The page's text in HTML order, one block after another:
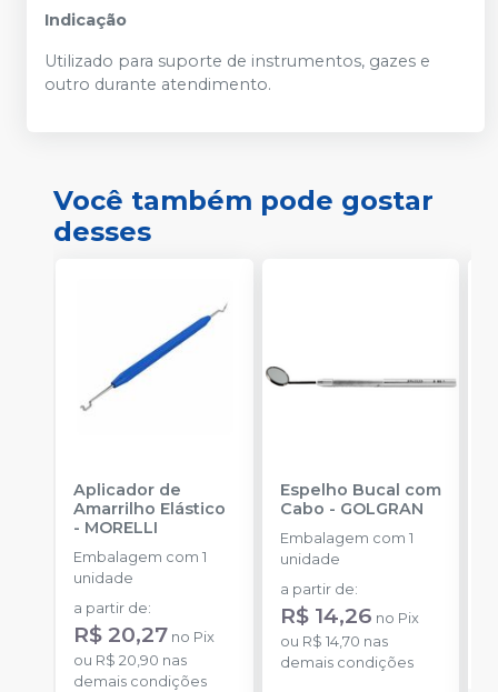
Indicação
Utilizado para suporte de instrumentos, gazes e
outro durante atendimento.
Você também pode gostar
desses
Aplicador de
Amarrilho Elástico
- MORELLI
Embalagem com 1
unidade
a partir de:
R$ 20,27 no Pix
ou R$ 20,90 nas
demais condições
Espelho Bucal com
Cabo - GOLGRAN
Embalagem com 1
unidade
a partir de:
R$ 14,26 no Pix
ou R$ 14,70 nas
demais condições